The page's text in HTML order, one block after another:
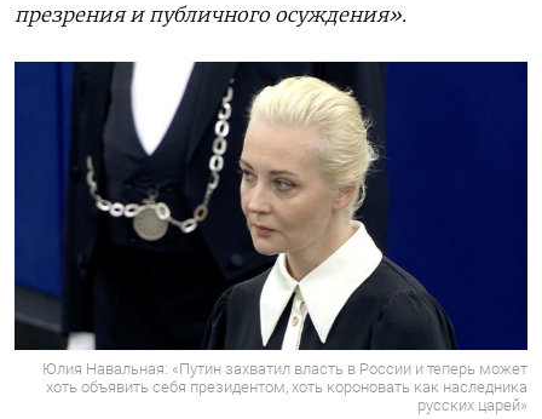
презрения и публичного осуждения».
Юлия Навальная: «Путин захватил власть в России и теперь может
хоть объявить себя президентом, хоть короновать как наследника
русских царей»